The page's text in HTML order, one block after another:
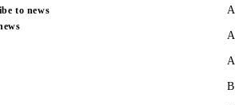
to news